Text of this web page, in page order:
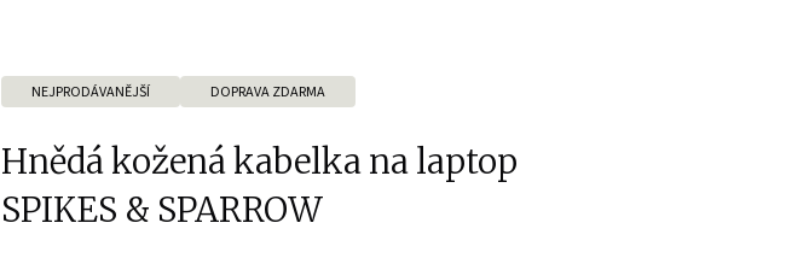
NEJPRODÁVANĚJŠÍ DOPRAVA ZDARMA
Hnědá kožená kabelka na laptop
SPIKES & SPARROW